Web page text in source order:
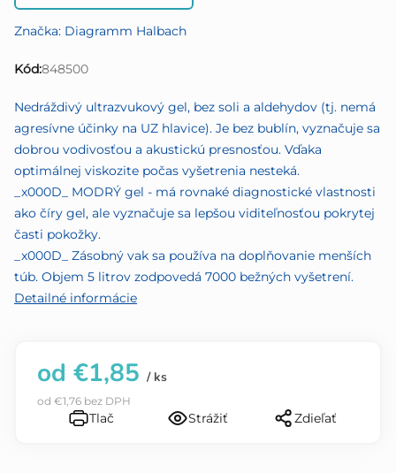
je
0,0
5
hviezdičiek.
Značka: Diagramm Halbach
Kód:848500
Nedráždivý ultrazvukový gel, bez soli a aldehydov (tj. nemá
agresívne účinky na UZ hlavice). Je bez bublín, vyznačuje sa
dobrou vodivosťou a akustickú presnosťou. Vďaka
optimálnej viskozite počas vyšetrenia nesteká.
_x000D_ MODRÝ gel - má rovnaké diagnostické vlastnosti
ako číry gel, ale vyznačuje sa lepšou viditeľnosťou pokrytej
časti pokožky.
_x000D_ Zásobný vak sa používa na doplňovanie menších
túb. Objem 5 litrov zodpovedá 7000 bežných vyšetrení.
Detailné informácie
od €1,85 / ks
od €1,76 bez DPH
Tlač Strážiť Zdieľať